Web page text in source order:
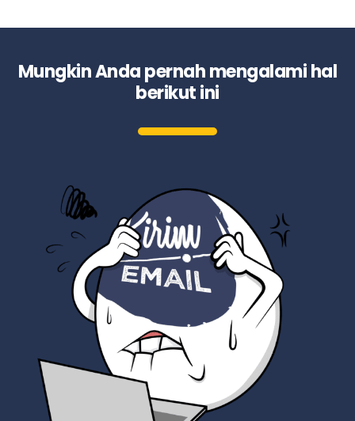
Mungkin Anda pernah mengalami hal
berikut ini